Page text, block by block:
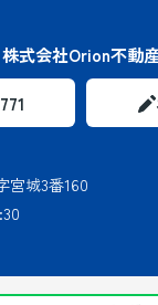
株式会社Orion不動
宮城3番160